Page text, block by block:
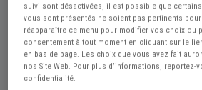
8 €
RetroCrea PRO
Haute Saône (70) -
suivi sont désactivées, il est possible que
vous sont présentés ne soient pas pertinents
réapparaître ce menu pour modifier vos choix ou
consentement à tout moment en cliquant sur le
en bas de page. Les choix que vous avez fait
nos Site Web. Pour plus d’informations, reportez-
confidentialité.